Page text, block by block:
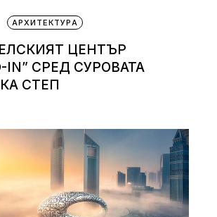
АРХИТЕКТУРА
ЦЕНТЪР
IN” СРЕД СУРОВАТА
СТЕП